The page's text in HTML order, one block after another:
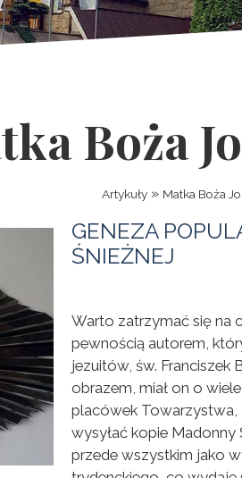
Boża
Artykuły » Matka Boża
GENEZA
ŚNIEŻNEJ
Warto zatrzymać się na
pewnością autorem,
jezuitów, św. Franciszek
obrazem, miał on o
placówek Towarzystwa,
wysyłać kopie Madonny
przede wszystkim jako